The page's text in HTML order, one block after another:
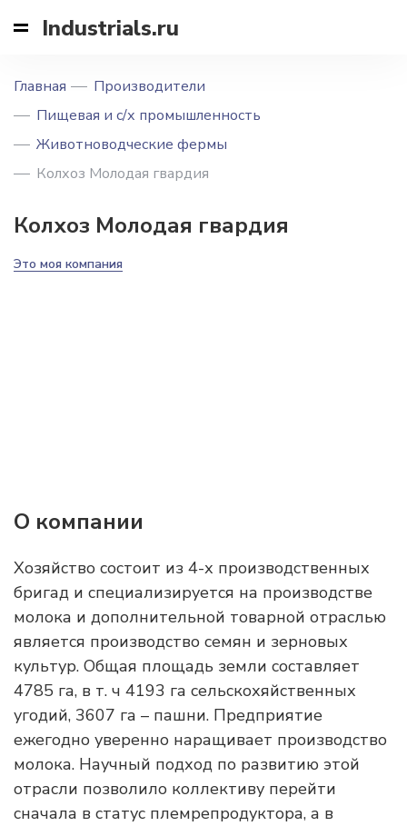
Industrials.ru
Главная
Производители
Пищевая и с/х промышленность
Животноводческие фермы
Колхоз Молодая гвардия
Колхоз Молодая гвардия
Это моя компания
О компании
Хозяйство состоит из 4-х производственных
бригад и специализируется на производстве
молока и дополнительной товарной отраслью
является производство семян и зерновых
культур. Общая площадь земли составляет
4785 га, в т. ч 4193 га сельскохяйственных
угодий, 3607 га – пашни. Предприятие
ежегодно уверенно наращивает производство
молока. Научный подход по развитию этой
отрасли позволило коллективу перейти
сначала в статус племрепродуктора, а в